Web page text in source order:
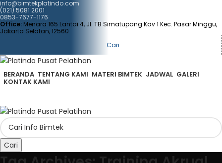
info@bimtekplatindo.com
(021) 5081 2001
0853-7677-1176
Office: Menara 165 Lantai 4, Jl. TB Simatupang Kav 1 Kec. Pasar Minggu,
Jakarta Selatan, 12560
Cari
BERANDA TENTANG KAMI MATERI BIMTEK JADWAL GALERI
KONTAK KAMI
Cari